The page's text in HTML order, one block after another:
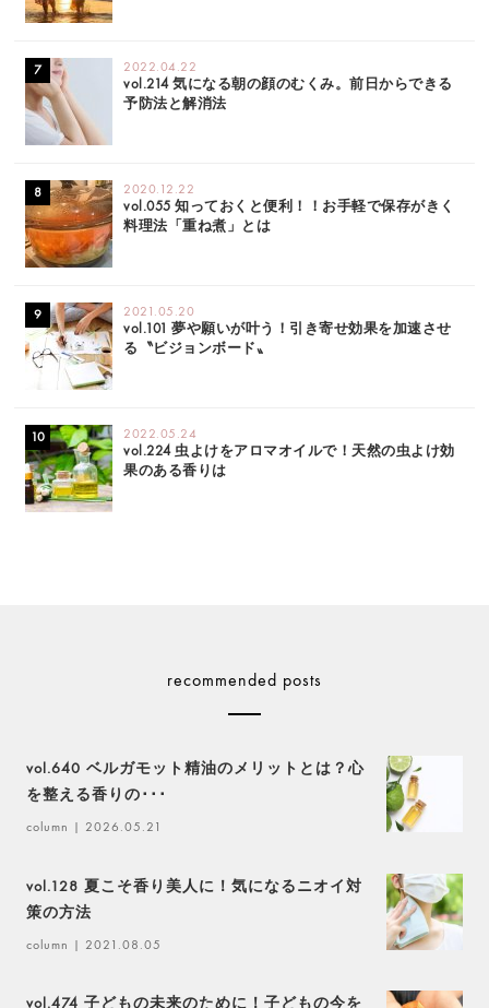
2022.04.22
vol.214 気になる朝の顔のむくみ。前日からできる
予防法と解消法
2020.12.22
vol.055 知っておくと便利！！お手軽で保存がきく
料理法「重ね煮」とは
2021.05.20
vol.101 夢や願いが叶う！引き寄せ効果を加速させ
る〝ビジョンボード〟
2022.05.24
vol.224 虫よけをアロマオイルで！天然の虫よけ効
果のある香りは
recommended posts
vol.640 ベルガモット精油のメリットとは？心
を整える香りの･･･
column | 2026.05.21
vol.128 夏こそ香り美人に！気になるニオイ対
策の方法
column | 2021.08.05
vol.474 子どもの未来のために！子どもの今を